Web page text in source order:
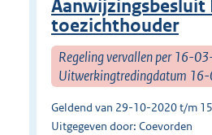
Aanwijzingsbesluit
toezichthouder
Regeling vervallen per 16-
Uitwerkingtredingdatum
Geldend van 29-10-2020 t/m
Uitgegeven door: Coevorden